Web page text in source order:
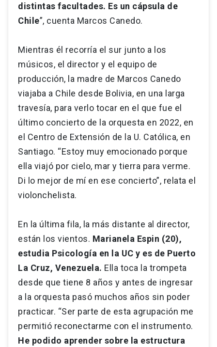
distintas facultades. Es un cápsula de
Chile”, cuenta Marcos Canedo.
Mientras él recorría el sur junto a los
músicos, el director y el equipo de
producción, la madre de Marcos Canedo
viajaba a Chile desde Bolivia, en una larga
travesía, para verlo tocar en el que fue el
último concierto de la orquesta en 2022, en
el Centro de Extensión de la U. Católica, en
Santiago. “Estoy muy emocionado porque
ella viajó por cielo, mar y tierra para verme.
Di lo mejor de mí en ese concierto”, relata el
violonchelista.
En la última fila, la más distante al director,
están los vientos. Marianela Espin (20),
estudia Psicología en la UC y es de Puerto
La Cruz, Venezuela. Ella toca la trompeta
desde que tiene 8 años y antes de ingresar
a la orquesta pasó muchos años sin poder
practicar. “Ser parte de esta agrupación me
permitió reconectarme con el instrumento.
He podido aprender sobre la estructura